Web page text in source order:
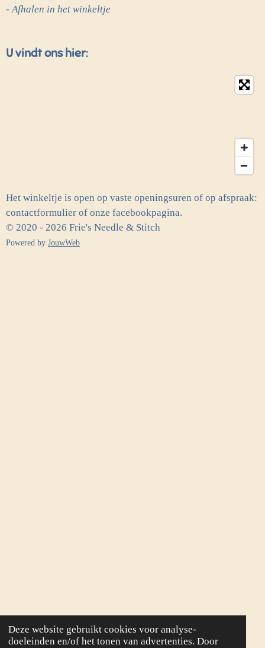
Deze website gebruikt cookies voor analyse-
doeleinden en/of het tonen van advertenties. Door
- Afhalen in het winkeltje
U vindt ons hier:
Het winkeltje is open op vaste openingsuren of op afspraak:
contactformulier of onze facebookpagina.
© 2020 - 2026 Frie's Needle & Stitch
Powered by JouwWeb